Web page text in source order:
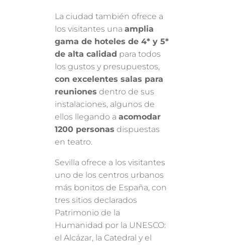
La ciudad también ofrece a
los visitantes unaamplia
gama de hoteles de 4* y 5*
de alta calidad para todos
los gustos y presupuestos,
con excelentes salas para
reuniones dentro de sus
instalaciones, algunos de
ellos llegando aacomodar
1200 personas dispuestas
en teatro.
Sevilla ofrece a los visitantes
uno de los centros urbanos
más bonitos de España, con
tres sitios declarados
Patrimonio de la
Humanidad por la UNESCO:
el Alcázar, la Catedral y el